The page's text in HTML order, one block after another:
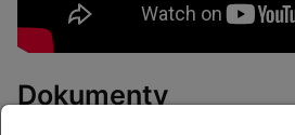
Dokumenty